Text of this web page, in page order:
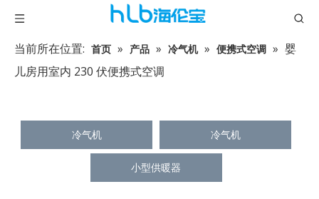
当前所在位置: 首页 » 产品 » 冷气机 » 便携式空调 » 婴
儿房用室内 230 伏便携式空调
冷气机 冷气机
小型供暖器